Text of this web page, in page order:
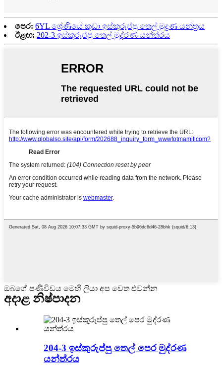
පෙර: 6YL ශ්‍රේණියේ කුඩා ඉස්කුරුප්පු තෙල් මුද්‍රණ යන්ත්‍රය
ඊළඟ: 202-3 ඉස්කුරුප්පු තෙල් මුද්රණ යන්ත්රය
ඔබගේ පණිවිඩය මෙහි ලියා අප වෙත එවන්න
අදාළ නිෂ්පාදන
204-3 ඉස්කුරුප්පු තෙල් පෙර මුද්රණ
යන්ත්රය